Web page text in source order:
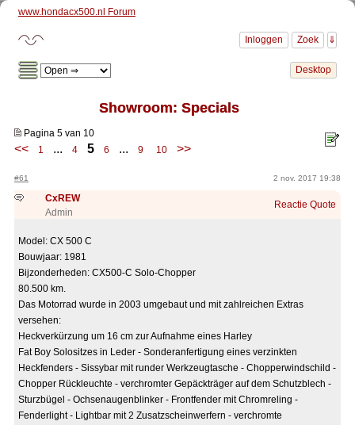
www.hondacx500.nl Forum
Showroom: Specials
Pagina 5 van 10
<< 1 ... 4 5 6 ... 9 10 >>
#61 2 nov. 2017 19:38
CxREW
Admin
Reactie Quote
Model: CX 500 C
Bouwjaar: 1981
Bijzonderheden: CX500-C Solo-Chopper
80.500 km.
Das Motorrad wurde in 2003 umgebaut und mit zahlreichen Extras
versehen:
Heckverkürzung um 16 cm zur Aufnahme eines Harley
Fat Boy Solositzes in Leder - Sonderanfertigung eines verzinkten
Heckfenders - Sissybar mit runder Werkzeugtasche - Chopperwindschild -
Chopper Rückleuchte - verchromter Gepäckträger auf dem Schutzblech -
Sturzbügel - Ochsenaugenblinker - Frontfender mit Chromreling -
Fenderlight - Lightbar mit 2 Zusatzscheinwerfern - verchromte